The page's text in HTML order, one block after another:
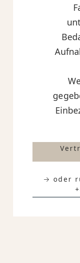
→ oder